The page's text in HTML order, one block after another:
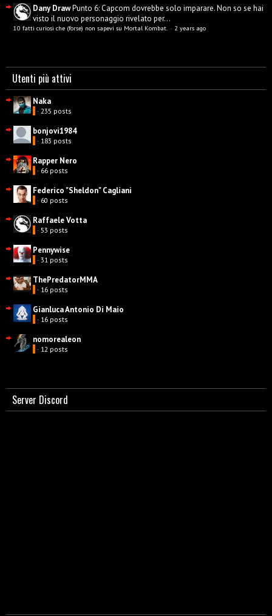
Dany DrawPunto 6: Capcom dovrebbe solo imparare. Non so se hai
visto il nuovo personaggio rivelato per...
10 fatti curiosi che (forse) non sapevi su Mortal Kombat. · 2 years ago
Utenti più attivi
Naka
· 235 posts
bonjovi1984
· 183 posts
Rapper Nero
· 66 posts
Federico "Sheldon" Cagliani
· 60 posts
Raffaele Votta
· 53 posts
Pennywise
· 31 posts
ThePredatorMMA
· 16 posts
Gianluca Antonio Di Maio
· 16 posts
nomorealeon
· 12 posts
Server Discord